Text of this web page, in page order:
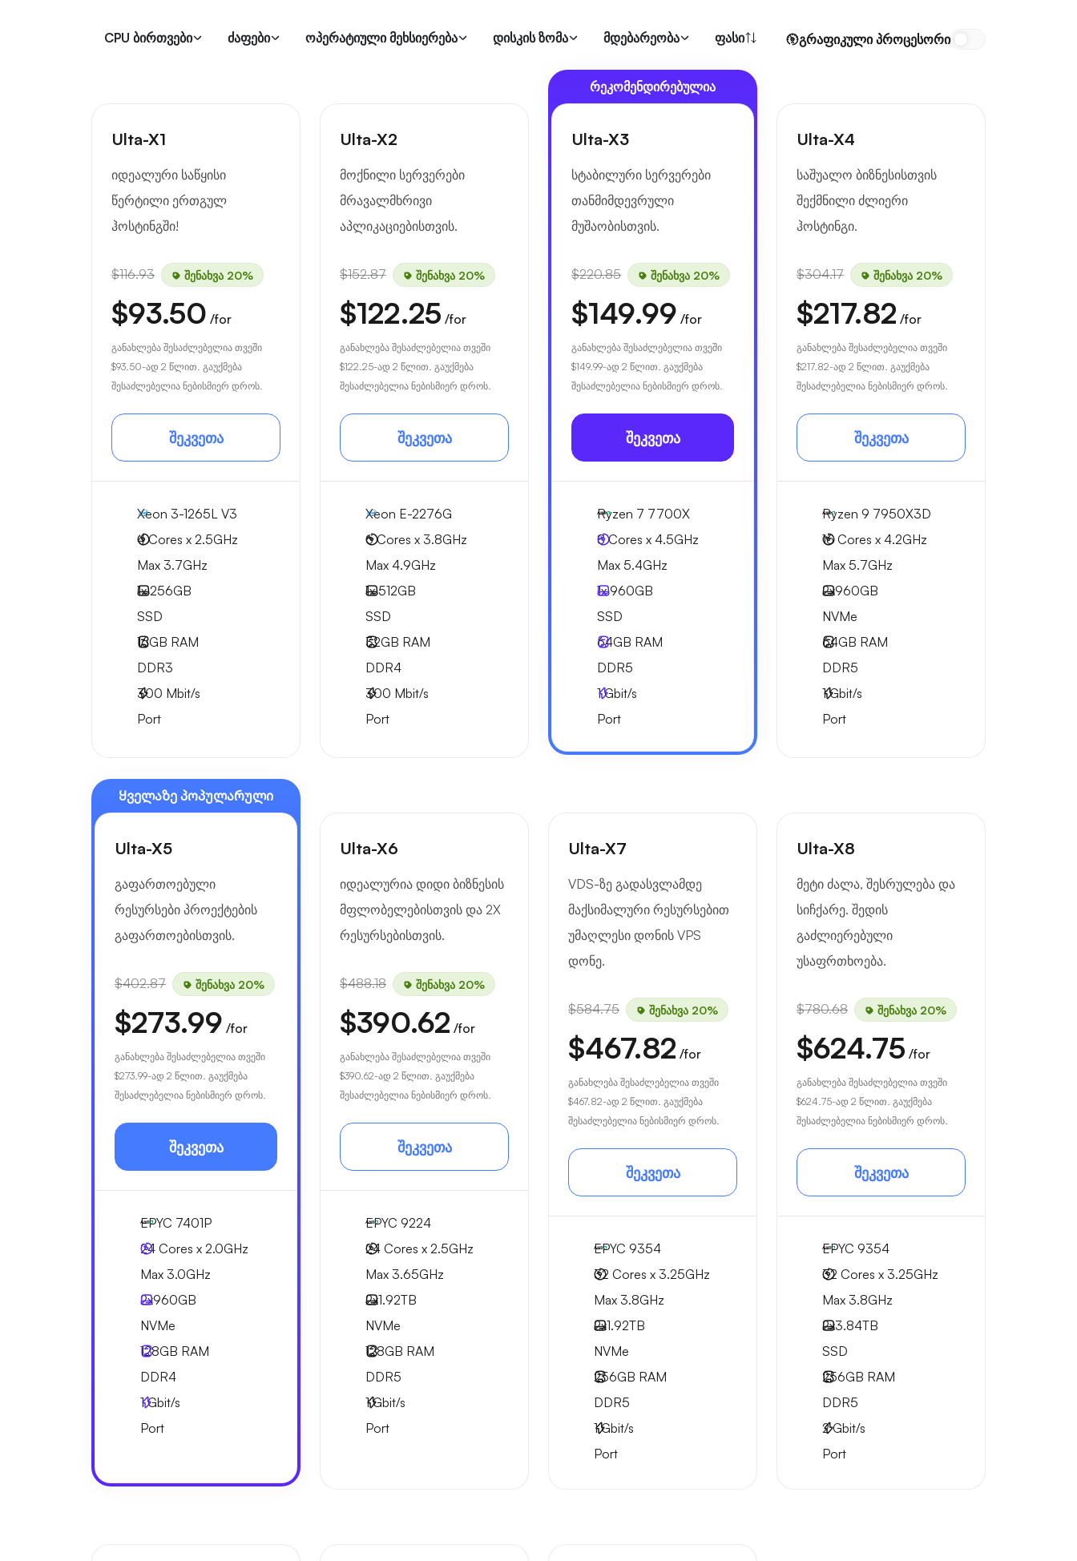
CPU ბირთვები ძაფები ოპერატიული მეხსიერება დისკის ზომა მდებარეობა ფასი გრაფიკული პროცესორი
Ulta-X1
იდეალური საწყისი
წერტილი ერთგულ
ჰოსტინგში!
$116.93 შენახვა 20%
$93.50 /for
განახლება შესაძლებელია თვეში
$93.50-ად 2 წლით. გაუქმება
შესაძლებელია ნებისმიერ დროს.
შეკვეთა
Xeon 3-1265L V3
4 Cores x 2.5GHz
Max 3.7GHz
1x256GB
SSD
16GB RAM
DDR3
300 Mbit/s
Port
Ulta-X2
მოქნილი სერვერები
მრავალმხრივი
აპლიკაციებისთვის.
$152.87 შენახვა 20%
$122.25 /for
განახლება შესაძლებელია თვეში
$122.25-ად 2 წლით. გაუქმება
შესაძლებელია ნებისმიერ დროს.
შეკვეთა
Xeon E-2276G
6 Cores x 3.8GHz
Max 4.9GHz
1x512GB
SSD
32GB RAM
DDR4
300 Mbit/s
Port
რეკომენდირებულია
Ulta-X3
სტაბილური სერვერები
თანმიმდევრული
მუშაობისთვის.
$220.85 შენახვა 20%
$149.99 /for
განახლება შესაძლებელია თვეში
$149.99-ად 2 წლით. გაუქმება
შესაძლებელია ნებისმიერ დროს.
შეკვეთა
Ryzen 7 7700X
8 Cores x 4.5GHz
Max 5.4GHz
1x960GB
SSD
64GB RAM
DDR5
1Gbit/s
Port
Ulta-X4
საშუალო ბიზნესისთვის
შექმნილი ძლიერი
ჰოსტინგი.
$304.17 შენახვა 20%
$217.82 /for
განახლება შესაძლებელია თვეში
$217.82-ად 2 წლით. გაუქმება
შესაძლებელია ნებისმიერ დროს.
შეკვეთა
Ryzen 9 7950X3D
16 Cores x 4.2GHz
Max 5.7GHz
2x960GB
NVMe
64GB RAM
DDR5
1Gbit/s
Port
Ყველაზე პოპულარული
Ulta-X5
გაფართოებული
რესურსები პროექტების
გაფართოებისთვის.
$402.87 შენახვა 20%
$273.99 /for
განახლება შესაძლებელია თვეში
$273.99-ად 2 წლით. გაუქმება
შესაძლებელია ნებისმიერ დროს.
შეკვეთა
EPYC 7401P
24 Cores x 2.0GHz
Max 3.0GHz
2x960GB
NVMe
128GB RAM
DDR4
1Gbit/s
Port
Ulta-X6
იდეალურია დიდი ბიზნესის
მფლობელებისთვის და 2X
რესურსებისთვის.
$488.18 შენახვა 20%
$390.62 /for
განახლება შესაძლებელია თვეში
$390.62-ად 2 წლით. გაუქმება
შესაძლებელია ნებისმიერ დროს.
შეკვეთა
EPYC 9224
24 Cores x 2.5GHz
Max 3.65GHz
2x1.92TB
NVMe
128GB RAM
DDR5
1Gbit/s
Port
Ulta-X7
VDS-ზე გადასვლამდე
მაქსიმალური რესურსებით
უმაღლესი დონის VPS
დონე.
$584.75 შენახვა 20%
$467.82 /for
განახლება შესაძლებელია თვეში
$467.82-ად 2 წლით. გაუქმება
შესაძლებელია ნებისმიერ დროს.
შეკვეთა
EPYC 9354
32 Cores x 3.25GHz
Max 3.8GHz
2x1.92TB
NVMe
256GB RAM
DDR5
1Gbit/s
Port
Ulta-X8
მეტი ძალა, შესრულება და
სიჩქარე. შედის
გაძლიერებული
უსაფრთხოება.
$780.68 შენახვა 20%
$624.75 /for
განახლება შესაძლებელია თვეში
$624.75-ად 2 წლით. გაუქმება
შესაძლებელია ნებისმიერ დროს.
შეკვეთა
EPYC 9354
32 Cores x 3.25GHz
Max 3.8GHz
2x3.84TB
SSD
256GB RAM
DDR5
2Gbit/s
Port